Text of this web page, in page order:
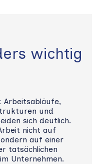
wichtig
Arbeitsabläufe,
und
sich deutlich.
nicht auf
auf einer
tatsächlichen
Unternehmen.